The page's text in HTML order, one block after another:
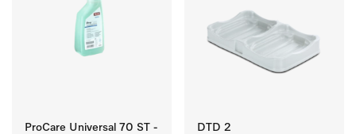
ProCare Universal 70 ST -
DTD 2